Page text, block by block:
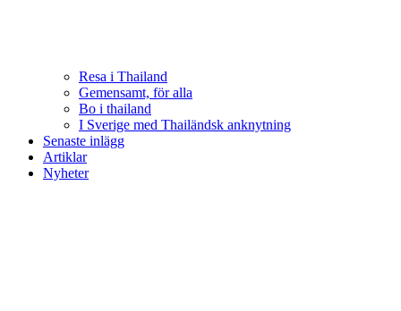
Resa i Thailand
Gemensamt, för alla
Bo i thailand
I Sverige med Thailändsk anknytning
Senaste inlägg
Artiklar
Nyheter